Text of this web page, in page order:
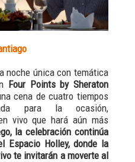
noche única con temática
Four Points by Sheraton
cena de cuatro tiempos
para la ocasión,
vivo que hará aún más
la celebración continúa
Espacio Holley, donde la
te invitarán a moverte al